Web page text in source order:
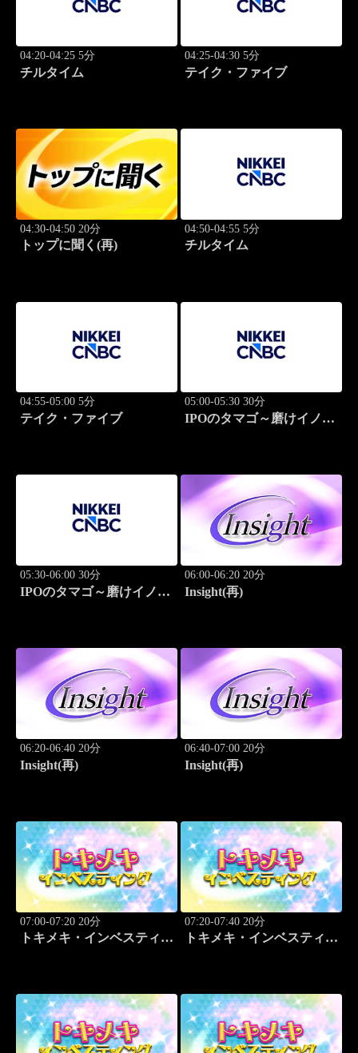
04:20-04:25 5分
チルタイム
04:25-04:30 5分
テイク・ファイブ
04:30-04:50 20分
トップに聞く(再)
04:50-04:55 5分
チルタイム
04:55-05:00 5分
テイク・ファイブ
05:00-05:30 30分
IPOのタマゴ～磨けイノベ
05:30-06:00 30分
IPOのタマゴ～磨けイノベ
06:00-06:20 20分
Insight(再)
06:20-06:40 20分
Insight(再)
06:40-07:00 20分
Insight(再)
07:00-07:20 20分
トキメキ・インベスティン
07:20-07:40 20分
トキメキ・インベスティン